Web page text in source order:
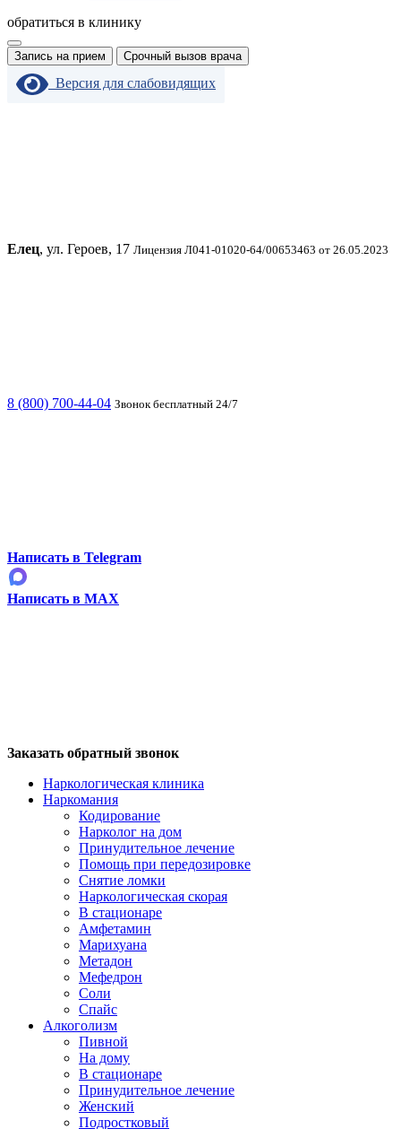
обратиться в клинику
Запись на прием Срочный вызов врача
Версия для слабовидящих
Елец, ул. Героев, 17 Лицензия Л041-01020-64/00653463 от 26.05.2023
8 (800) 700-44-04 Звонок бесплатный 24/7
Написать в Telegram
Написать в MAX
Заказать обратный звонок
Наркологическая клиника
Наркомания
Кодирование
Нарколог на дом
Принудительное лечение
Помощь при передозировке
Снятие ломки
Наркологическая скорая
В стационаре
Амфетамин
Марихуана
Метадон
Мефедрон
Соли
Спайс
Алкоголизм
Пивной
На дому
В стационаре
Принудительное лечение
Женский
Подростковый